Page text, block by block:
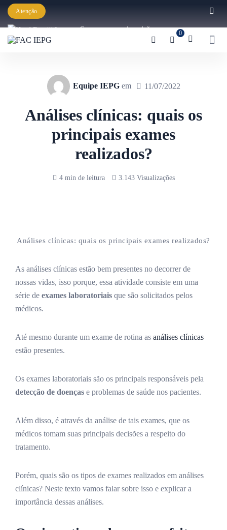
Atenção
Começaram as inscrições para a
Graduação IEPG 2026!
0
Equipe IEPGem 11/07/2022
Análises clínicas: quais os
principais exames
realizados?
4 min de leitura 3.143 Visualizações
Análises clínicas: quais os principais exames realizados?
As análises clínicas estão bem presentes no decorrer de
nossas vidas, isso porque, essa atividade consiste em uma
série de exames laboratoriais que são solicitados pelos
médicos.
Até mesmo durante um exame de rotina as análises clínicas
estão presentes.
Os exames laboratoriais são os principais responsáveis pela
detecção de doenças e problemas de saúde nos pacientes.
Além disso, é através da análise de tais exames, que os
médicos tomam suas principais decisões a respeito do
tratamento.
Porém, quais são os tipos de exames realizados em análises
clínicas? Neste texto vamos falar sobre isso e explicar a
importância dessas análises.